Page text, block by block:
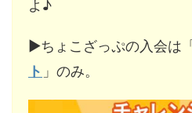
よ♪
▶︎ちょこざっぷの入会は「
ト 」のみ。